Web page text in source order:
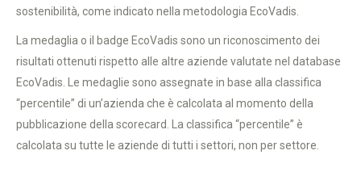
sostenibilità, come indicato nella metodologia EcoVadis.
La medaglia o il badge EcoVadis sono un riconoscimento dei
risultati ottenuti rispetto alle altre aziende valutate nel database
EcoVadis. Le medaglie sono assegnate in base alla classifica
“percentile” di un’azienda che è calcolata al momento della
pubblicazione della scorecard. La classifica “percentile” è
calcolata su tutte le aziende di tutti i settori, non per settore.